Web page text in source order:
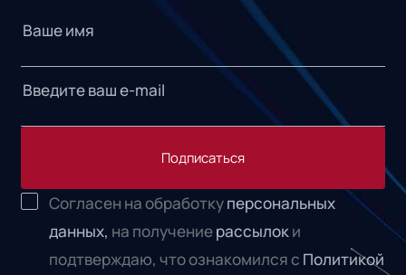
Подписаться
Согласен на обработкуперсональных
данных, на получениерассылоки
подтверждаю, что ознакомился с Политикой